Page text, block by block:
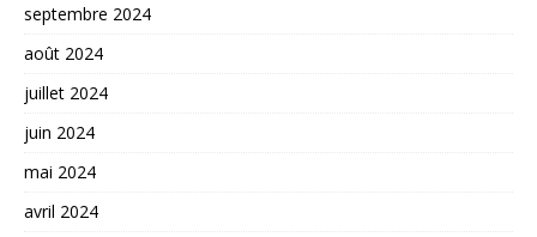
septembre 2024
août 2024
juillet 2024
juin 2024
mai 2024
avril 2024